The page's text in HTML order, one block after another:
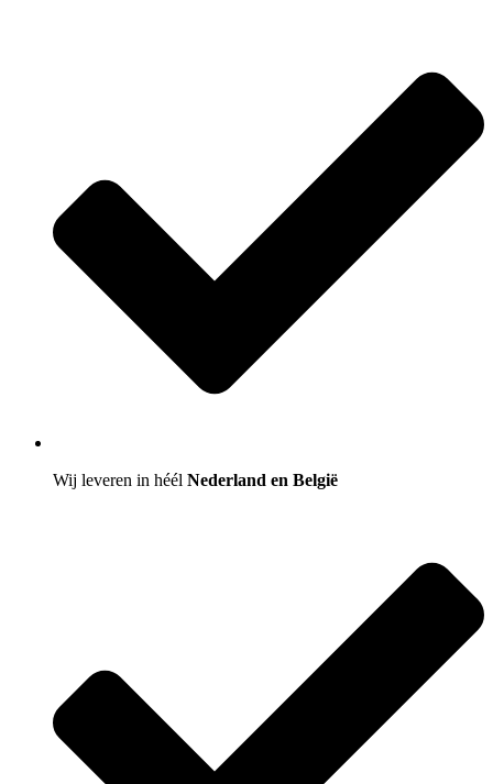
Wij leveren in héél Nederland en België